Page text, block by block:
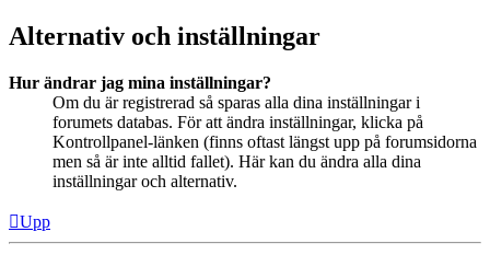
Alternativ och inställningar
Hur ändrar jag mina inställningar?
Om du är registrerad så sparas alla dina inställningar i
forumets databas. För att ändra inställningar, klicka på
Kontrollpanel-länken (finns oftast längst upp på forumsidorna
men så är inte alltid fallet). Här kan du ändra alla dina
inställningar och alternativ.
Upp